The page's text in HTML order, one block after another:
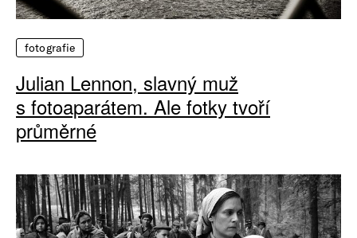
fotografie
Julian Lennon, slavný muž
s fotoaparátem. Ale fotky tvoří
průměrné